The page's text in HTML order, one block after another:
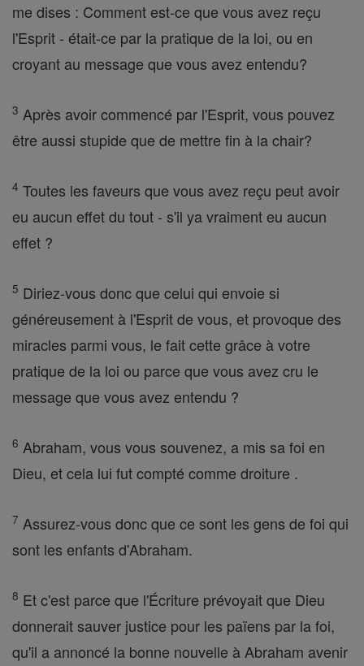
me dises : Comment est-ce que vous avez reçu
l'Esprit - était-ce par la pratique de la loi, ou en
croyant au message que vous avez entendu?
3 Après avoir commencé par l'Esprit, vous pouvez
être aussi stupide que de mettre fin à la chair?
4 Toutes les faveurs que vous avez reçu peut avoir
eu aucun effet du tout - s'il ya vraiment eu aucun
effet ?
5 Diriez-vous donc que celui qui envoie si
généreusement à l'Esprit de vous, et provoque des
miracles parmi vous, le fait cette grâce à votre
pratique de la loi ou parce que vous avez cru le
message que vous avez entendu ?
6 Abraham, vous vous souvenez, a mis sa foi en
Dieu, et cela lui fut compté comme droiture .
7 Assurez-vous donc que ce sont les gens de foi qui
sont les enfants d'Abraham.
8 Et c'est parce que l'Écriture prévoyait que Dieu
donnerait sauver justice pour les païens par la foi,
qu'il a annoncé la bonne nouvelle à Abraham avenir